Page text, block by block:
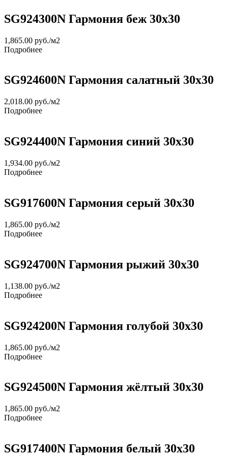
SG924300N Гармония беж 30х30
1,865.00 руб./м2
Подробнее
SG924600N Гармония салатный 30х30
2,018.00 руб./м2
Подробнее
SG924400N Гармония синий 30х30
1,934.00 руб./м2
Подробнее
SG917600N Гармония серый 30х30
1,865.00 руб./м2
Подробнее
SG924700N Гармония рыжий 30х30
1,138.00 руб./м2
Подробнее
SG924200N Гармония голубой 30х30
1,865.00 руб./м2
Подробнее
SG924500N Гармония жёлтый 30х30
1,865.00 руб./м2
Подробнее
SG917400N Гармония белый 30х30